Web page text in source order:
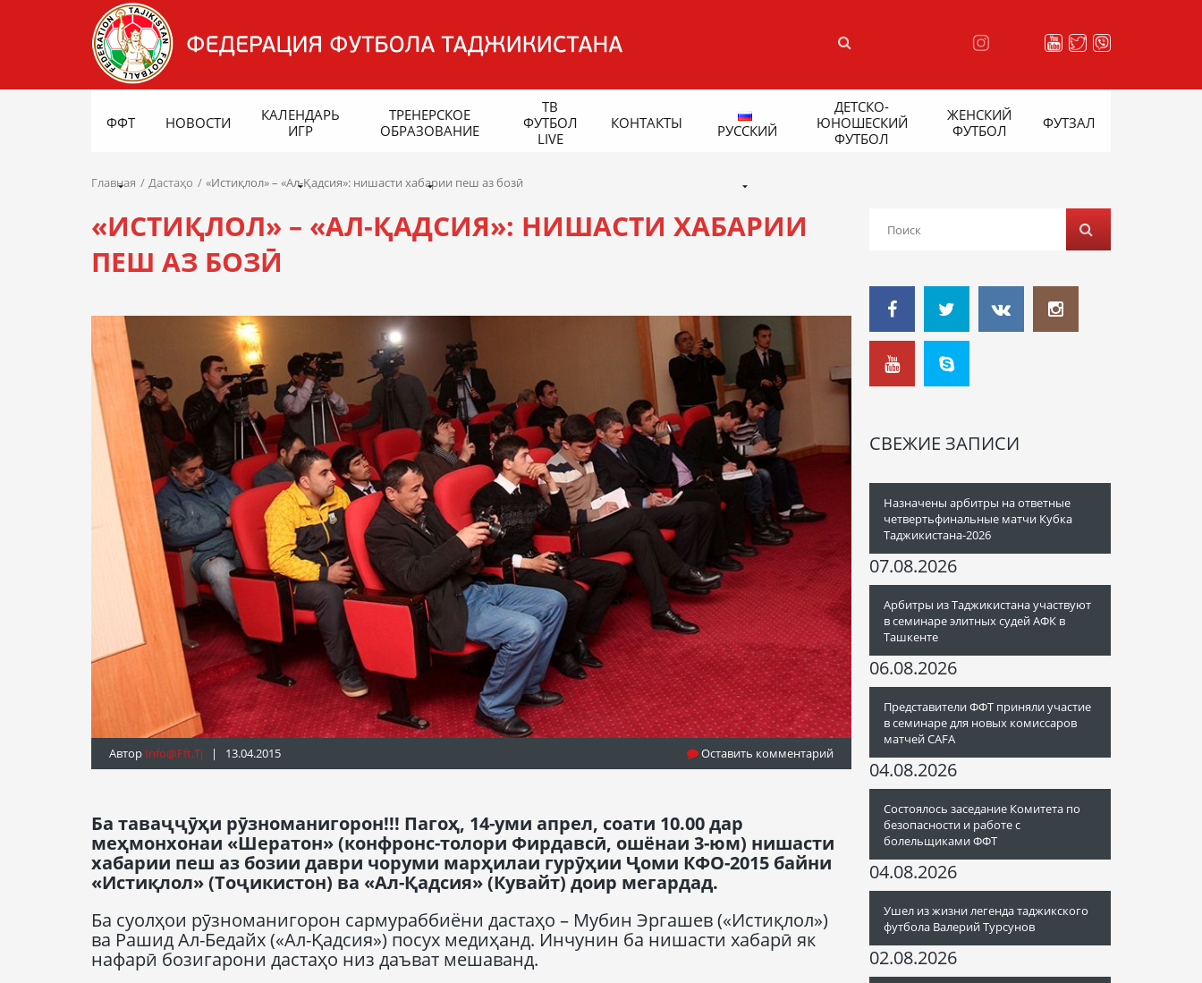
ФФТ НОВОСТИ
КАЛЕНДАРЬ
ИГР
ТРЕНЕРСКОЕ
ОБРАЗОВАНИЕ
ТВ
ФУТБОЛ
LIVE
КОНТАКТЫ РУССКИЙ
ДЕТСКО-
ЮНОШЕСКИЙ
ФУТБОЛ
ЖЕНСКИЙ
ФУТБОЛ
ФУТЗАЛ
Главная Дастаҳо «Истиқлол» – «Ал-Қадсия»: нишасти хабарии пеш аз бозӣ
«ИСТИҚЛОЛ» – «АЛ-ҚАДСИЯ»: НИШАСТИ ХАБАРИИ
ПЕШ АЗ БОЗӢ
Автор Info@fft.tj | 13.04.2015 Оставить комментарий
Ба таваҷҷӯҳи рӯзноманигорон!!! Пагоҳ, 14-уми апрел, соати 10.00 дар
меҳмонхонаи «Шератон» (конфронс-толори Фирдавсӣ, ошёнаи 3-юм) нишасти
хабарии пеш аз бозии даври чоруми марҳилаи гурӯҳии Ҷоми КФО-2015 байни
«Истиқлол» (Тоҷикистон) ва «Ал-Қадсия» (Кувайт) доир мегардад.
Ба суолҳои рӯзноманигорон сармураббиёни дастаҳо – Мубин Эргашев («Истиқлол»)
ва Рашид Ал-Бедайх («Ал-Қадсия») посух медиҳанд. Инчунин ба нишасти хабарӣ як
нафарӣ бозигарони дастаҳо низ даъват мешаванд.
СВЕЖИЕ ЗАПИСИ
Назначены арбитры на ответные
четвертьфинальные матчи Кубка
Таджикистана-2026
07.08.2026
Арбитры из Таджикистана участвуют
в семинаре элитных судей АФК в
Ташкенте
06.08.2026
Представители ФФТ приняли участие
в семинаре для новых комиссаров
матчей CAFA
04.08.2026
Состоялось заседание Комитета по
безопасности и работе с
болельщиками ФФТ
04.08.2026
Ушел из жизни легенда таджикского
футбола Валерий Турсунов
02.08.2026